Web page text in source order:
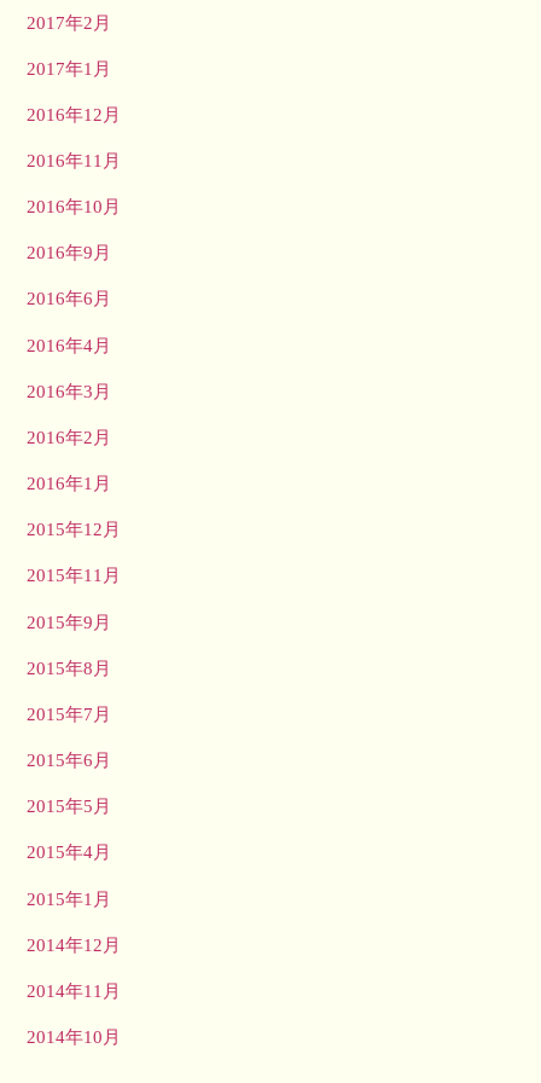
2017年2月
2017年1月
2016年12月
2016年11月
2016年10月
2016年9月
2016年6月
2016年4月
2016年3月
2016年2月
2016年1月
2015年12月
2015年11月
2015年9月
2015年8月
2015年7月
2015年6月
2015年5月
2015年4月
2015年1月
2014年12月
2014年11月
2014年10月